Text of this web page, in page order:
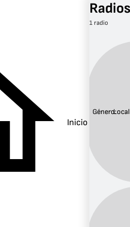
Inicio
1 radio
Género:Local